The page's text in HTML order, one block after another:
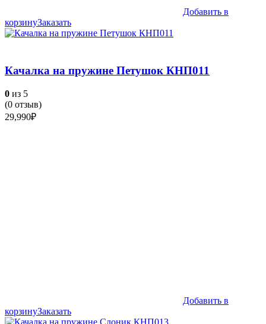
Добавить в
корзинуЗаказать
Качалка на пружине Петушок КНП011
0 из 5
(0 отзыв)
29,990₽
Добавить в
корзинуЗаказать